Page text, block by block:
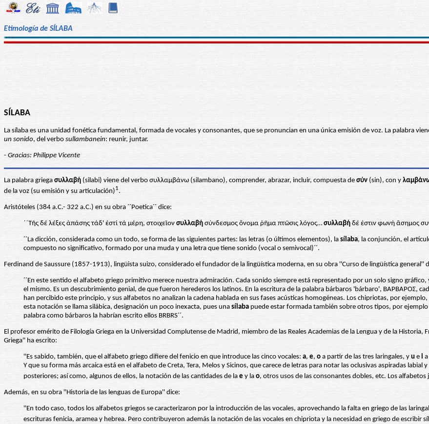
Etimología de SÍLABA
SÍLABA
La sílaba es una unidad fonética fundamental, formada de vocales y consonantes, que se pronuncian en una única emisión de voz. La palabra
un sonido, del verbo sullambanein: reunir, juntar.
- Gracias: Philippe Vicente
La palabra griega συλλαβή (silabi) viene del verbo συλλαμβάνω (silambano), comprender, abrazar, incluir, compuesta de σύν (sin), con y
de la voz (su emisión y su articulación)1.
Aristóteles (384 a.C.- 322 a.C.) en su obra ´´Poetica´´ dice:
´´Τῆς δέ λέξες ἁπάσης τάδ' ἐστί τά μέρη, στοιχεῖον συλλαβή σύνδεσμος ὂνομα ῥῆμα πτῶσις λόγος… συλλαβή δέ ἐστιν φωνή ἂσημος
´´La dicción, considerada como un todo, se forma de las siguientes partes: las letras (o últimos elementos), la sílaba, la conjunción, el
compuesto no significativo, formado por una muda y una letra que tiene sonido (vocal o semivocal)´´.
Ferdinand de Saussure (1857-1913), lingüista suizo, considerado el fundador de la lingüística moderna, en su obra ''Curso de lingüística general''
´´En este sentido el alfabeto griego primitivo merece nuestra admiración. Cada sonido siempre está representado por un solo signo
el mismo. Es un descubrimiento genial, de que fueron herederos los latinos. En la escritura de la palabra bárbaros 'bárbaro', BAPBAPOΣ,
han percibido este principio, y sus alfabetos no analizan la cadena hablada en sus fases acústicas homogéneas. Los chipriotas, por
esta notación se llama silábica, designación un poco inexacta, pues una sílaba puede estar formada también sobre otros tipos, por
palabra como bárbaros la habrían escrito ellos BRBRS´´.
El profesor emérito de Filología Griega en la Universidad Complutense de Madrid, miembro de las Reales Academias de la Lengua y de la
Griega'' ha escrito:
''Es sabido, también, que el alfabeto griego difiere del fenicio en que introduce las cinco vocales: a, e, o a partir de las tres laringales, y u e i
Y que su forma más arcaica está en el alfabeto de Creta, Tera, Melos y Sicinos, que carece de letras para notar las oclusivas aspiradas
posteriores; así como, algunos de ellos, la notación de las cantidades de la e y la o, otros usos de las consonantes dobles, etc. Los
Además, en su obra ''Historia de las lenguas de Europa'' dice:
''En todo caso, todos los alfabetos griegos se caracterizaron por la introducción de las vocales, aprovechando la falta en griego de las
escrituras fenicia, aramea y hebrea. Pero contribuyeron además la notación de las vocales en chipriota y la necesidad en griego de escribir